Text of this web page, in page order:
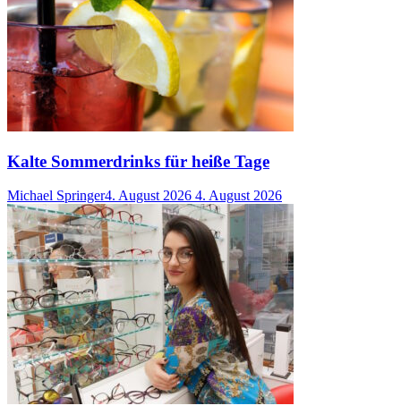
Kalte Sommerdrinks für heiße Tage
Michael Springer4. August 2026 4. August 2026